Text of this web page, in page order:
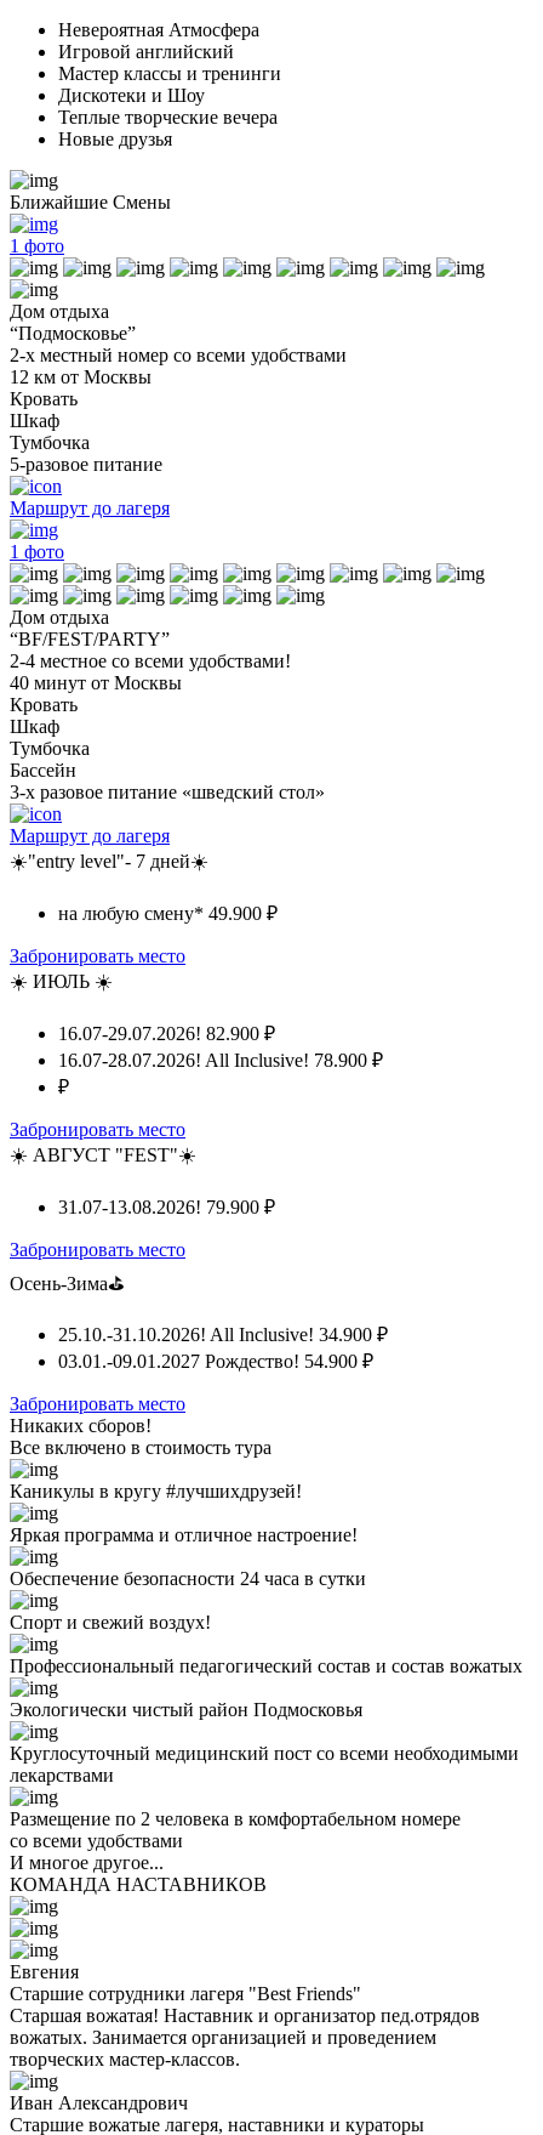
Невероятная Атмосфера
Игровой английский
Мастер классы и тренинги
Дискотеки и Шоу
Теплые творческие вечера
Новые друзья
Ближайшие Смены
1 фото
Дом отдыха
“Подмосковье”
2-х местный номер со всеми удобствами
12 км от Москвы
Кровать
Шкаф
Тумбочка
5-разовое питание
Маршрут до лагеря
1 фото
Дом отдыха
“BF/FEST/PARTY”
2-4 местное со всеми удобствами!
40 минут от Москвы
Кровать
Шкаф
Тумбочка
Бассейн
3-х разовое питание «шведский стол»
Маршрут до лагеря
☀️"entry level"- 7 дней☀️
на любую смену* 49.900 ₽
Забронировать место
☀️ ИЮЛЬ ☀️
16.07-29.07.2026! 82.900 ₽
16.07-28.07.2026! All Inclusive! 78.900 ₽
₽
Забронировать место
☀️ АВГУСТ "FEST"☀️
31.07-13.08.2026! 79.900 ₽
Забронировать место
Осень-Зима⛳
25.10.-31.10.2026! All Inclusive! 34.900 ₽
03.01.-09.01.2027 Рождество! 54.900 ₽
Забронировать место
Никаких сборов!
Все включено в стоимость тура
Каникулы в кругу #лучшихдрузей!
Яркая программа и отличное настроение!
Обеспечение безопасности 24 часа в сутки
Спорт и свежий воздух!
Профессиональный педагогический состав и состав вожатых
Экологически чистый район Подмосковья
Круглосуточный медицинский пост со всеми необходимыми
лекарствами
Размещение по 2 человека в комфортабельном номере
со всеми удобствами
И многое другое...
КОМАНДА НАСТАВНИКОВ
Евгения
Старшие сотрудники лагеря "Best Friends"
Старшая вожатая! Наставник и организатор пед.отрядов
вожатых. Занимается организацией и проведением
творческих мастер-классов.
Иван Александрович
Старшие вожатые лагеря, наставники и кураторы